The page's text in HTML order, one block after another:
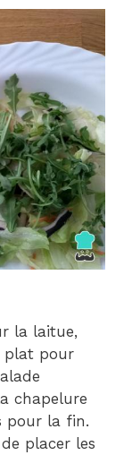
la laitue,
plat pour
chapelure
pour la fin.
placer les